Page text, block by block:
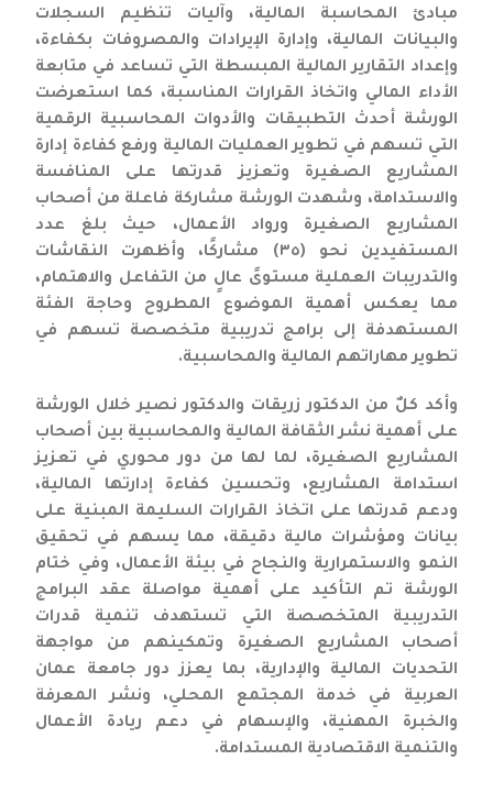
مبادئ المحاسبة المالية، وآليات تنظيم السجلات
والبيانات المالية، وإدارة الإيرادات والمصروفات بكفاءة،
وإعداد التقارير المالية المبسطة التي تساعد في متابعة
الأداء المالي واتخاذ القرارات المناسبة، كما استعرضت
الورشة أحدث التطبيقات والأدوات المحاسبية الرقمية
التي تسهم في تطوير العمليات المالية ورفع كفاءة إدارة
المشاريع الصغيرة وتعزيز قدرتها على المنافسة
والاستدامة، وشهدت الورشة مشاركة فاعلة من أصحاب
المشاريع الصغيرة ورواد الأعمال، حيث بلغ عدد
المستفيدين نحو (٣٥) مشاركًا، وأظهرت النقاشات
والتدريبات العملية مستوىً عالٍ من التفاعل والاهتمام،
مما يعكس أهمية الموضوع المطروح وحاجة الفئة
المستهدفة إلى برامج تدريبية متخصصة تسهم في
تطوير مهاراتهم المالية والمحاسبية.
وأكد كلٌ من الدكتور زريقات والدكتور نصير خلال الورشة
على أهمية نشر الثقافة المالية والمحاسبية بين أصحاب
المشاريع الصغيرة، لما لها من دور محوري في تعزيز
استدامة المشاريع، وتحسين كفاءة إدارتها المالية،
ودعم قدرتها على اتخاذ القرارات السليمة المبنية على
بيانات ومؤشرات مالية دقيقة، مما يسهم في تحقيق
النمو والاستمرارية والنجاح في بيئة الأعمال، وفي ختام
الورشة تم التأكيد على أهمية مواصلة عقد البرامج
التدريبية المتخصصة التي تستهدف تنمية قدرات
أصحاب المشاريع الصغيرة وتمكينهم من مواجهة
التحديات المالية والإدارية، بما يعزز دور جامعة عمان
العربية في خدمة المجتمع المحلي، ونشر المعرفة
والخبرة المهنية، والإسهام في دعم ريادة الأعمال
والتنمية الاقتصادية المستدامة.